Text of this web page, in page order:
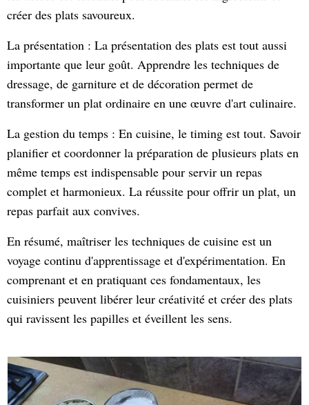
créer des plats savoureux.
La présentation : La présentation des plats est tout aussi
importante que leur goût. Apprendre les techniques de
dressage, de garniture et de décoration permet de
transformer un plat ordinaire en une œuvre d'art culinaire.
La gestion du temps : En cuisine, le timing est tout. Savoir
planifier et coordonner la préparation de plusieurs plats en
même temps est indispensable pour servir un repas
complet et harmonieux. La réussite pour offrir un plat, un
repas parfait aux convives.
En résumé, maîtriser les techniques de cuisine est un
voyage continu d'apprentissage et d'expérimentation. En
comprenant et en pratiquant ces fondamentaux, les
cuisiniers peuvent libérer leur créativité et créer des plats
qui ravissent les papilles et éveillent les sens.